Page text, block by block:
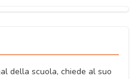
della scuola, chiede al suo